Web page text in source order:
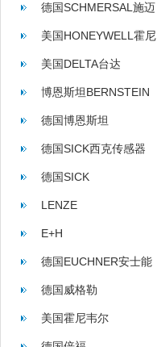
德国SCHMERSAL施迈
赛
美国HONEYWELL霍尼
韦尔
美国DELTA台达
博恩斯坦BERNSTEIN
德国博恩斯坦
BERNSTEIN
德国SICK西克传感器
德国SICK
LENZE
E+H
德国EUCHNER安士能
德国威格勒
美国霍尼韦尔